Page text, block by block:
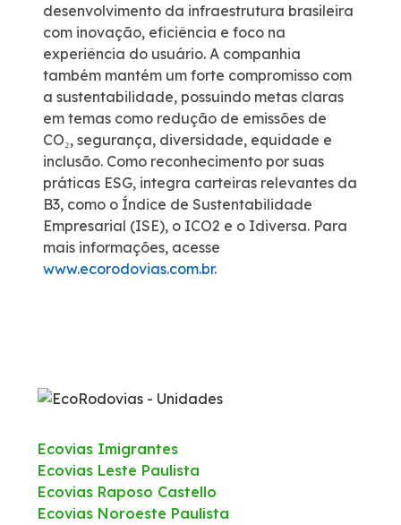
desenvolvimento da infraestrutura brasileira
com inovação, eficiência e foco na
experiência do usuário. A companhia
também mantém um forte compromisso com
a sustentabilidade, possuindo metas claras
em temas como redução de emissões de
CO₂, segurança, diversidade, equidade e
inclusão. Como reconhecimento por suas
práticas ESG, integra carteiras relevantes da
B3, como o Índice de Sustentabilidade
Empresarial (ISE), o ICO2 e o Idiversa. Para
mais informações, acesse
www.ecorodovias.com.br.
Ecovias Imigrantes
Ecovias Leste Paulista
Ecovias Raposo Castello
Ecovias Noroeste Paulista